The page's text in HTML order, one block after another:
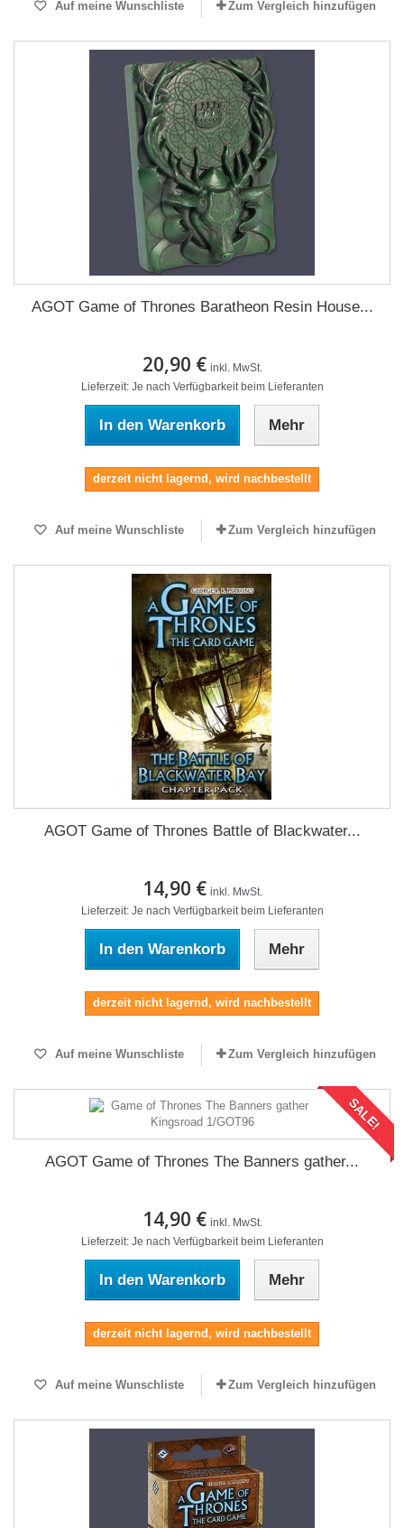
Auf meine Wunschliste Zum Vergleich hinzufügen
AGOT Game of Thrones Baratheon Resin House...
20,90 € inkl. MwSt.
Lieferzeit: Je nach Verfügbarkeit beim Lieferanten
In den Warenkorb Mehr
derzeit nicht lagernd, wird nachbestellt
Auf meine Wunschliste Zum Vergleich hinzufügen
AGOT Game of Thrones Battle of Blackwater...
14,90 € inkl. MwSt.
Lieferzeit: Je nach Verfügbarkeit beim Lieferanten
In den Warenkorb Mehr
derzeit nicht lagernd, wird nachbestellt
Auf meine Wunschliste Zum Vergleich hinzufügen
SALE!
AGOT Game of Thrones The Banners gather...
14,90 € inkl. MwSt.
Lieferzeit: Je nach Verfügbarkeit beim Lieferanten
In den Warenkorb Mehr
derzeit nicht lagernd, wird nachbestellt
Auf meine Wunschliste Zum Vergleich hinzufügen